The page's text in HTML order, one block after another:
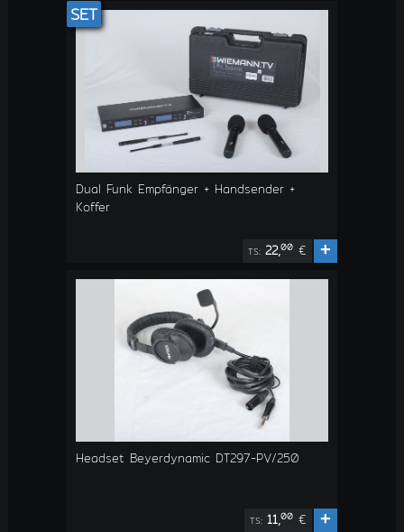
SET
Dual Funk Empfänger + Handsender +
Koffer
TS: 22,00 € +
Headset Beyerdynamic DT297-PV/250
TS: 11,00 € +